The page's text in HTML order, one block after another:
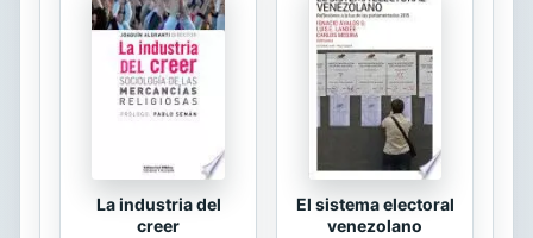
La industria del
creer
El sistema electoral
venezolano